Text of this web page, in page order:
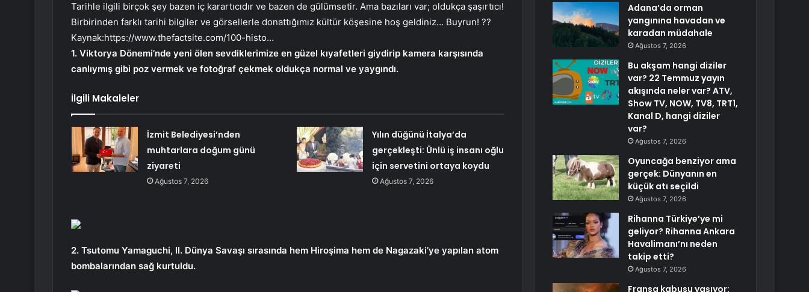
Tarihle ilgili birçok şey bazen iç karartıcıdır ve bazen de gülümsetir. Ama bazıları var; oldukça şaşırtıcı!
Birbirinden farklı tarihi bilgiler ve görsellerle donattığımız kültür köşesine hoş geldiniz… Buyrun! ??
Kaynak:https://www.thefactsite.com/100-histo…
1. Viktorya Dönemi’nde yeni ölen sevdiklerimize en güzel kıyafetleri giydirip kamera karşısında
canlıymış gibi poz vermek ve fotoğraf çekmek oldukça normal ve yaygındı.
İlgili Makaleler
İzmit Belediyesi’nden
muhtarlara doğum günü
ziyareti
Ağustos 7, 2026
Yılın düğünü İtalya’da
gerçekleşti: Ünlü iş insanı oğlu
için servetini ortaya koydu
Ağustos 7, 2026
2. Tsutomu Yamaguchi, II. Dünya Savaşı sırasında hem Hiroşima hem de Nagazaki’ye yapılan atom
bombalarından sağ kurtuldu.
Adana’da orman
yangınına havadan ve
karadan müdahale
Ağustos 7, 2026
Bu akşam hangi diziler
var? 22 Temmuz yayın
akışında neler var? ATV,
Show TV, NOW, TV8, TRT1,
Kanal D, hangi diziler
var?
Ağustos 7, 2026
Oyuncağa benziyor ama
gerçek: Dünyanın en
küçük atı seçildi
Ağustos 7, 2026
Rihanna Türkiye’ye mi
geliyor? Rihanna Ankara
Havalimanı’nı neden
takip etti?
Ağustos 7, 2026
Fransa kabusu yaşıyor: